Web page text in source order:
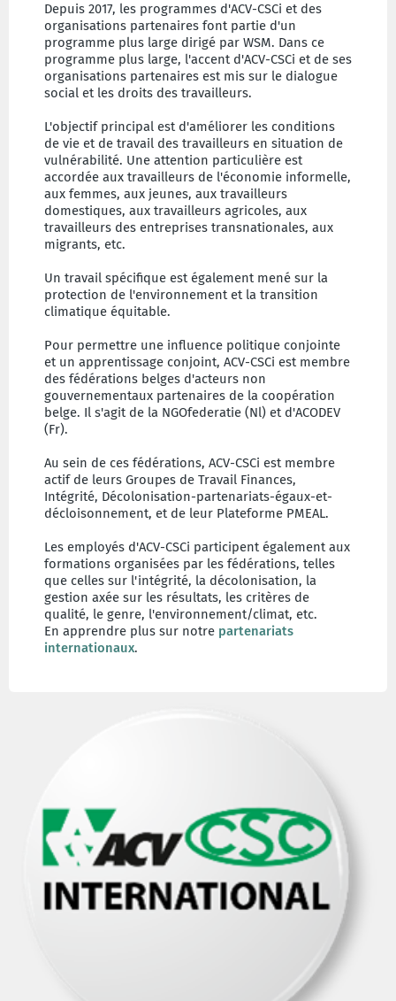
Depuis 2017, les programmes d'ACV-CSCi et des
organisations partenaires font partie d'un
programme plus large dirigé par WSM. Dans ce
programme plus large, l'accent d'ACV-CSCi et de ses
organisations partenaires est mis sur le dialogue
social et les droits des travailleurs.
L'objectif principal est d'améliorer les conditions
de vie et de travail des travailleurs en situation de
vulnérabilité. Une attention particulière est
accordée aux travailleurs de l'économie informelle,
aux femmes, aux jeunes, aux travailleurs
domestiques, aux travailleurs agricoles, aux
travailleurs des entreprises transnationales, aux
migrants, etc.
Un travail spécifique est également mené sur la
protection de l'environnement et la transition
climatique équitable.
Pour permettre une influence politique conjointe
et un apprentissage conjoint, ACV-CSCi est membre
des fédérations belges d'acteurs non
gouvernementaux partenaires de la coopération
belge. Il s'agit de la NGOfederatie (Nl) et d'ACODEV
(Fr).
Au sein de ces fédérations, ACV-CSCi est membre
actif de leurs Groupes de Travail Finances,
Intégrité, Décolonisation-partenariats-égaux-et-
décloisonnement, et de leur Plateforme PMEAL.
Les employés d'ACV-CSCi participent également aux
formations organisées par les fédérations, telles
que celles sur l'intégrité, la décolonisation, la
gestion axée sur les résultats, les critères de
qualité, le genre, l'environnement/climat, etc.
En apprendre plus sur notre partenariats
internationaux.